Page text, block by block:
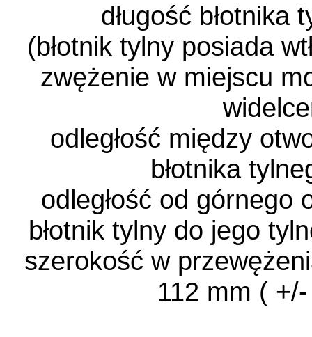
długość
(błotnik tylny posiada
zwężenie w miejscu
odległość między
błotnika
odległość od górnego
błotnik tylny do jego
szerokość w
112 mm (